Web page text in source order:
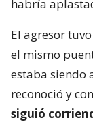
habría
El agresor
el mismo
estaba siendo
reconoció y
siguió